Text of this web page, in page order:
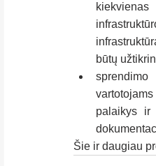
būtų
palaikys ir
Šie ir daugiau